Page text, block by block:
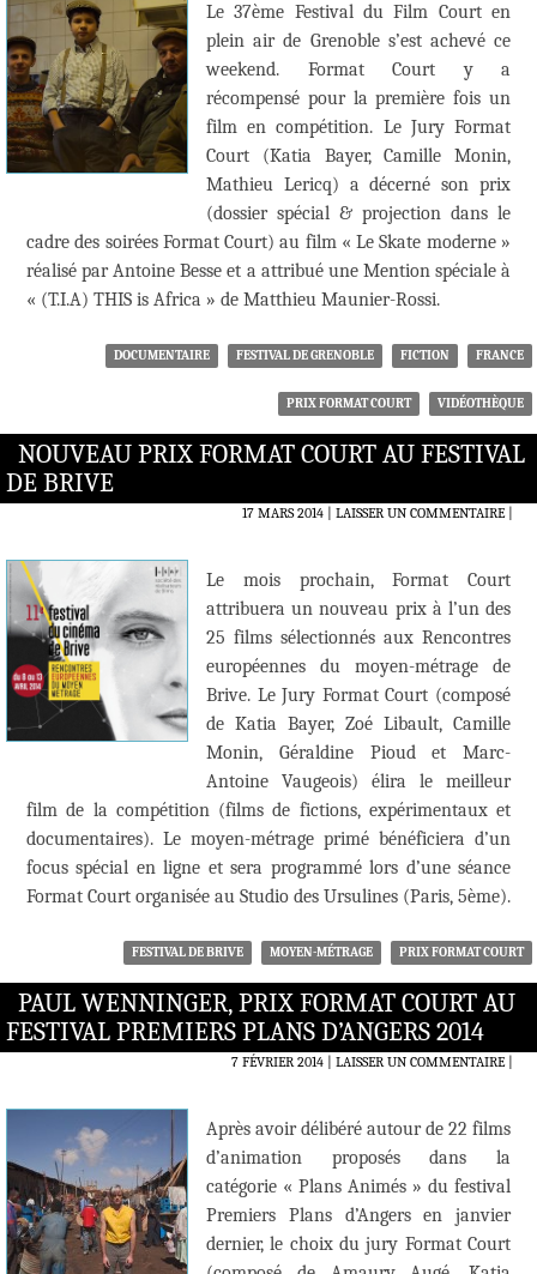
Le 37ème Festival du Film Court en
plein air de Grenoble s’est achevé ce
weekend. Format Court y a
récompensé pour la première fois un
film en compétition. Le Jury Format
Court (Katia Bayer, Camille Monin,
Mathieu Lericq) a décerné son prix
(dossier spécial & projection dans le
cadre des soirées Format Court) au film « Le Skate moderne »
réalisé par Antoine Besse et a attribué une Mention spéciale à
« (T.I.A) THIS is Africa » de Matthieu Maunier-Rossi.
DOCUMENTAIRE FESTIVAL DE GRENOBLE FICTION FRANCE
PRIX FORMAT COURT VIDÉOTHÈQUE
NOUVEAU PRIX FORMAT COURT AU FESTIVAL
DE BRIVE
17 MARS 2014 LAISSER UN COMMENTAIRE|
Le mois prochain, Format Court
attribuera un nouveau prix à l’un des
25 films sélectionnés aux Rencontres
européennes du moyen-métrage de
Brive. Le Jury Format Court (composé
de Katia Bayer, Zoé Libault, Camille
Monin, Géraldine Pioud et Marc-
Antoine Vaugeois) élira le meilleur
film de la compétition (films de fictions, expérimentaux et
documentaires). Le moyen-métrage primé bénéficiera d’un
focus spécial en ligne et sera programmé lors d’une séance
Format Court organisée au Studio des Ursulines (Paris, 5ème).
FESTIVAL DE BRIVE MOYEN-MÉTRAGE PRIX FORMAT COURT
PAUL WENNINGER, PRIX FORMAT COURT AU
FESTIVAL PREMIERS PLANS D’ANGERS 2014
7 FÉVRIER 2014 LAISSER UN COMMENTAIRE|
Après avoir délibéré autour de 22 films
d’animation proposés dans la
catégorie « Plans Animés » du festival
Premiers Plans d’Angers en janvier
dernier, le choix du jury Format Court